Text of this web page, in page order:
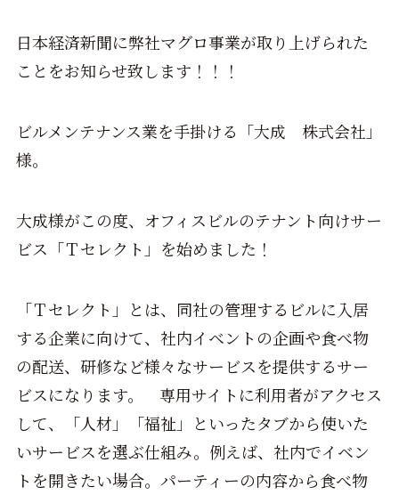
日本経済新聞に弊社マグロ事業が取り上げられた
ことをお知らせ致します！！！
ビルメンテナンス業を手掛ける「大成 株式会社」
様。
大成様がこの度、オフィスビルのテナント向けサー
ビス「Ｔセレクト」を始めました！
「Ｔセレクト」とは、同社の管理するビルに入居
する企業に向けて、社内イベントの企画や食べ物
の配送、研修など様々なサービスを提供するサー
ビスになります。
専用サイトに利用者がアクセス
して、「人材」「福祉」といったタブから使いた
いサービスを選ぶ仕組み。例えば、社内でイベン
トを開きたい場合。パーティーの内容から食べ物